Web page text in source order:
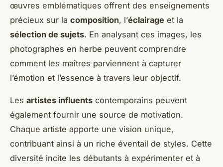
œuvres emblématiques offrent des enseignements
précieux sur la composition, l’éclairage et la
sélection de sujets. En analysant ces images, les
photographes en herbe peuvent comprendre
comment les maîtres parviennent à capturer
l’émotion et l’essence à travers leur objectif.
Les artistes influents contemporains peuvent
également fournir une source de motivation.
Chaque artiste apporte une vision unique,
contribuant ainsi à un riche éventail de styles. Cette
diversité incite les débutants à expérimenter et à